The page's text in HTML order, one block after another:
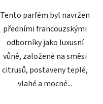
Tento parfém byl navržen
předními francouzskými
odborníky jako luxusní
vůně, založené na směsi
citrusů, postaveny teplé,
vlahé a mocné...